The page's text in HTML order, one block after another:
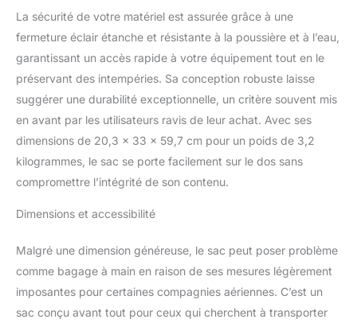
cm. Largeur : 40 cm.
28,5 x 41 x 2,5 cm.
Tablette : 27 x 26 x 1,5
cm. Poids : 1,8 à 3,2 kg.
(1,8 à 3,2 kg), volume :
45 litres, (le mode
voyage indique que la
ceinture et la poche
supérieure sont retirées
avec une poche avant
La sécurité de votre matériel est assurée grâce à une
fermeture éclair étanche et résistante à la poussière et à l’eau,
garantissant un accès rapide à votre équipement tout en le
préservant des intempéries. Sa conception robuste laisse
suggérer une durabilité exceptionnelle, un critère souvent mis
en avant par les utilisateurs ravis de leur achat. Avec ses
dimensions de 20,3 x 33 x 59,7 cm pour un poids de 3,2
kilogrammes, le sac se porte facilement sur le dos sans
compromettre l’intégrité de son contenu.
Dimensions et accessibilité
Malgré une dimension généreuse, le sac peut poser problème
comme bagage à main en raison de ses mesures légèrement
imposantes pour certaines compagnies aériennes. C’est un
sac conçu avant tout pour ceux qui cherchent à transporter